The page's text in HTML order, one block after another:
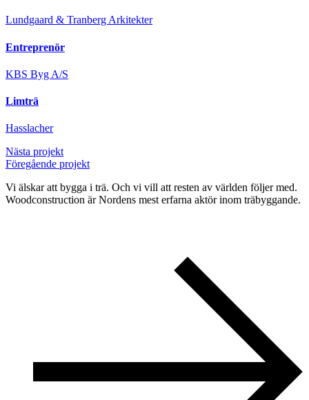
Lundgaard & Tranberg Arkitekter
Entreprenör
KBS Byg A/S
Limträ
Hasslacher
Nästa projekt
Föregående projekt
Vi älskar att bygga i trä. Och vi vill att resten av världen följer med.
Woodconstruction är Nordens mest erfarna aktör inom träbyggande.